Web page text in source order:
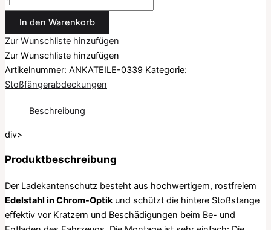
In den Warenkorb
Zur Wunschliste hinzufügen
Zur Wunschliste hinzufügen
Artikelnummer: ANKATEILE-0339 Kategorie:
Stoßfängerabdeckungen
Beschreibung
div>
Produktbeschreibung
Der Ladekantenschutz besteht aus hochwertigem, rostfreiem
Edelstahl in Chrom-Optikund schützt die hintere Stoßstange
effektiv vor Kratzern und Beschädigungen beim Be- und